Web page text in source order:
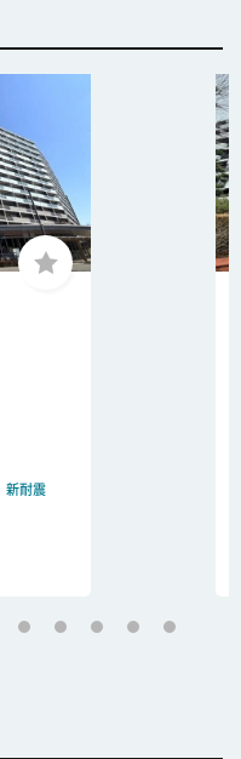
新耐震